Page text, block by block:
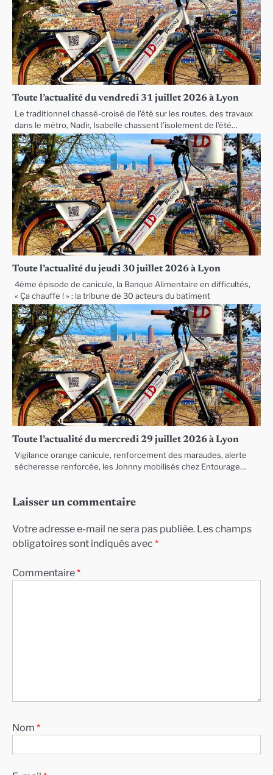
Toute l’actualité du vendredi 31 juillet 2026 à Lyon
Le traditionnel chassé-croisé de l’été sur les routes, des travaux
dans le métro, Nadir, Isabelle chassent l’isolement de l’été…
Toute l’actualité du jeudi 30 juillet 2026 à Lyon
4ème épisode de canicule, la Banque Alimentaire en difficultés,
« Ça chauffe ! » : la tribune de 30 acteurs du batiment
Toute l’actualité du mercredi 29 juillet 2026 à Lyon
Vigilance orange canicule, renforcement des maraudes, alerte
sécheresse renforcée, les Johnny mobilisés chez Entourage…
Laisser un commentaire
Votre adresse e-mail ne sera pas publiée. Les champs
obligatoires sont indiqués avec *
Commentaire*
Nom *